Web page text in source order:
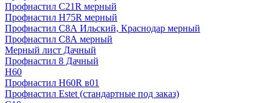
Профнастил С21R мерный
Профнастил Н75R мерный
Профнастил С8А Ильский, Краснодар мерный
Профнастил С8А мерный
Мерный лист Дачный
Профнастил 8 Дачный
Н60
Профнастил H60R в01
Профнастил Estet (стандартные под заказ)